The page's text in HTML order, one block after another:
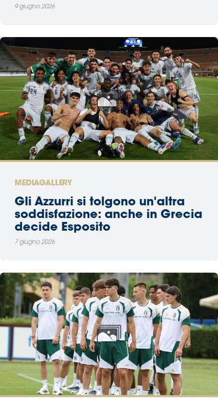
9 giugno 2026
MEDIAGALLERY
Gli Azzurri si tolgono un'altra
soddisfazione: anche in Grecia
decide Esposito
7 giugno 2026